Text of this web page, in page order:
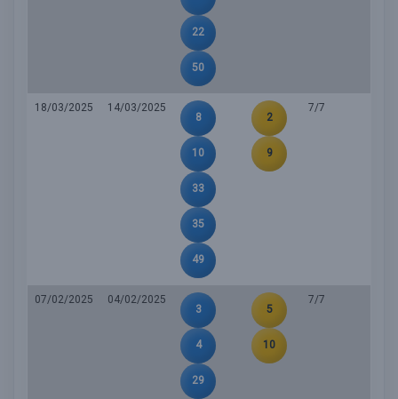
22
50
18/03/2025
14/03/2025
8
10
33
35
49
2
9
7/7
07/02/2025
04/02/2025
3
4
29
5
10
7/7